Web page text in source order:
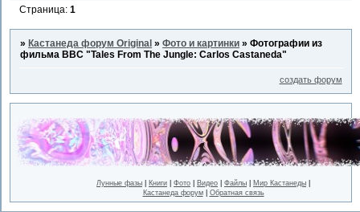
Страница:1
» Кастанеда форум Original »Фото и картинки »Фотографии из
фильма BBC "Tales From The Jungle: Carlos Castaneda"
создать форум
Лунные фазы Книги Фото Видео Файлы Мир Кастанеды
Кастанеда форум| Обратная связь